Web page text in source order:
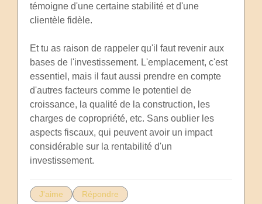
témoigne d'une certaine stabilité et d'une
clientèle fidèle.
Et tu as raison de rappeler qu'il faut revenir aux
bases de l'investissement. L'emplacement, c'est
essentiel, mais il faut aussi prendre en compte
d'autres facteurs comme le potentiel de
croissance, la qualité de la construction, les
charges de copropriété, etc. Sans oublier les
aspects fiscaux, qui peuvent avoir un impact
considérable sur la rentabilité d'un
investissement.
J'aime Répondre